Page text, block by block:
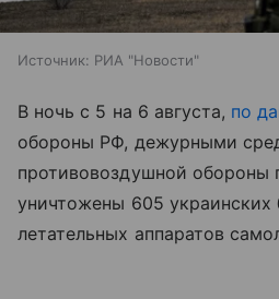
Источник: РИА "Новости"
В ночь с 5 на 6 августа, по
обороны РФ, дежурными
противовоздушной обороны
уничтожены 605 украинских
летательных аппаратов